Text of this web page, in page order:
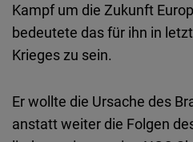
Kampf um die Zukunft
bedeutete das für ihn in
Krieges zu sein.
Er wollte die Ursache des
anstatt weiter die Folgen